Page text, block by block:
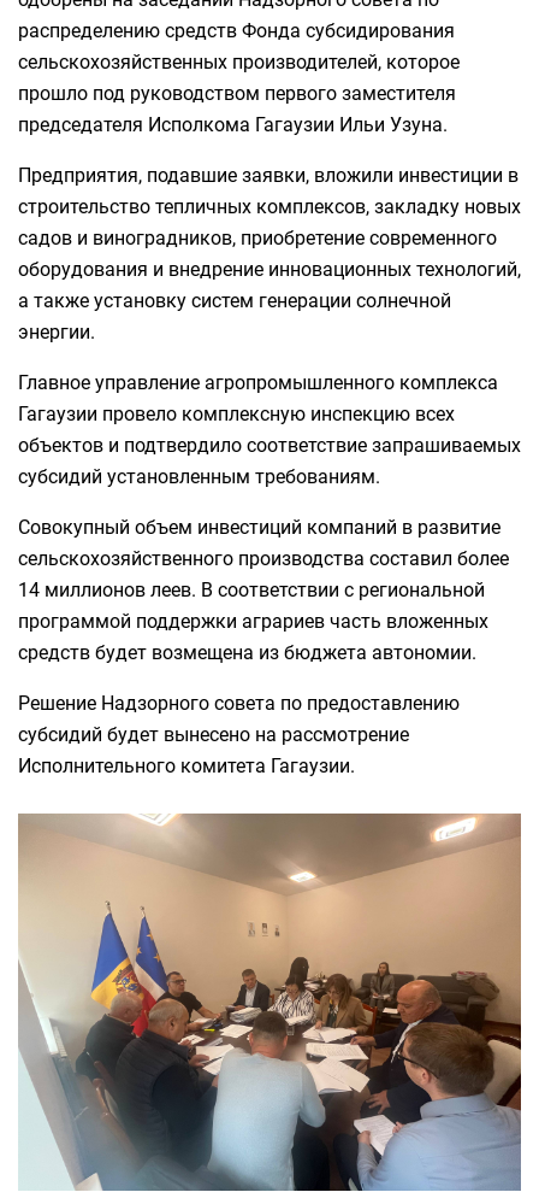
распределению средств Фонда субсидирования
сельскохозяйственных производителей, которое
прошло под руководством первого заместителя
председателя Исполкома Гагаузии Ильи Узуна.
Предприятия, подавшие заявки, вложили инвестиции в
строительство тепличных комплексов, закладку новых
садов и виноградников, приобретение современного
оборудования и внедрение инновационных технологий,
а также установку систем генерации солнечной
энергии.
Главное управление агропромышленного комплекса
Гагаузии провело комплексную инспекцию всех
объектов и подтвердило соответствие запрашиваемых
субсидий установленным требованиям.
Совокупный объем инвестиций компаний в развитие
сельскохозяйственного производства составил более
14 миллионов леев. В соответствии с региональной
программой поддержки аграриев часть вложенных
средств будет возмещена из бюджета автономии.
Решение Надзорного совета по предоставлению
субсидий будет вынесено на рассмотрение
Исполнительного комитета Гагаузии.